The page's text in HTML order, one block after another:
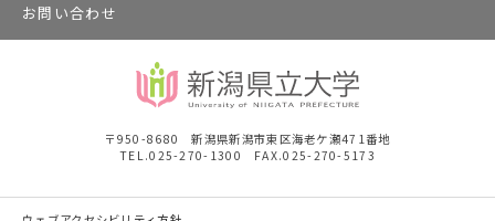
お問い合わせ
〒950-8680 新潟県新潟市東区海老ケ瀬471番地
TEL.025-270-1300 FAX.025-270-5173